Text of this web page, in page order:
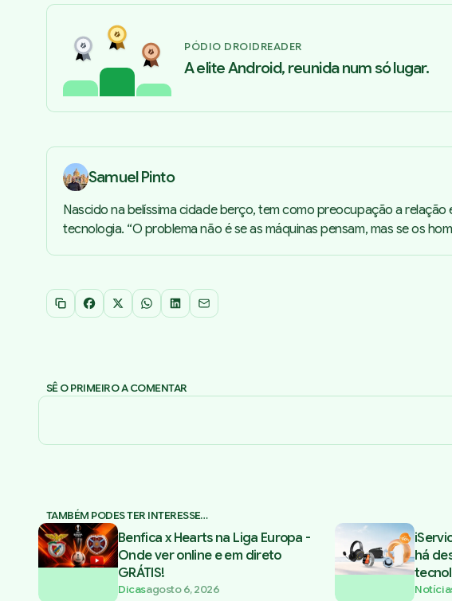
PÓDIO DROIDREADER
A elite Android, reunida num só lugar.
Samuel Pinto
Nascido na belíssima cidade berço, tem como preocupação a relação
tecnologia. “O problema não é se as máquinas pensam, mas se os
Copiar link
Facebook
X WhatsApp
LinkedInEmail
SÊ O PRIMEIRO A COMENTAR
TAMBÉM PODES TER INTERESSE…
Benfica x Hearts na Liga Europa -
Onde ver online e em direto
GRÁTIS!
Dicasagosto 6, 2026
há